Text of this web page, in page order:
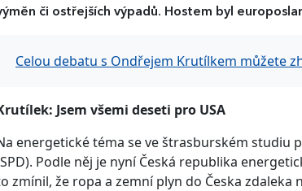
či ostřejších výpadů. Hostem byl
Celou debatu s Ondřejem Krutílkem můžete
Jsem všemi deseti pro USA
energetické téma se ve štrasburském studiu
Podle něj je nyní Česká republika
zmínil, že ropa a zemní plyn do Česka zdaleka